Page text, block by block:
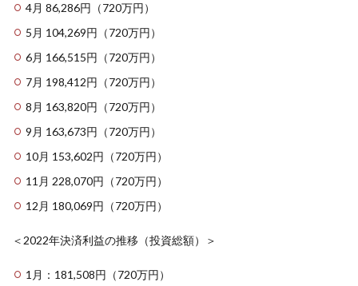
4月 86,286円（720万円）
5月 104,269円（720万円）
6月 166,515円（720万円）
7月 198,412円（720万円）
8月 163,820円（720万円）
9月 163,673円（720万円）
10月 153,602円（720万円）
11月 228,070円（720万円）
12月 180,069円（720万円）
＜2022年決済利益の推移（投資総額）＞
1月：181,508円（720万円）